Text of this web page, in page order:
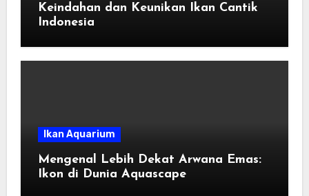
Keindahan dan Keunikan Ikan Cantik
Indonesia
Ikan Aquarium
Mengenal Lebih Dekat Arwana Emas:
Ikon di Dunia Aquascape